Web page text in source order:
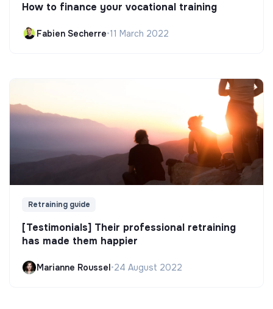
How to finance your vocational training
Fabien Secherre•11 March 2022
Retraining guide
[Testimonials] Their professional retraining
has made them happier
Marianne Roussel•24 August 2022